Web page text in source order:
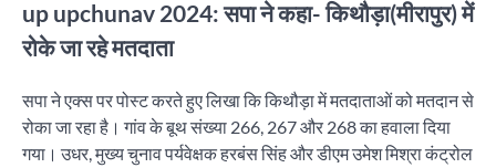
up upchunav 2024: सपा ने कहा- किथौड़ा(मीरापुर) में
रोके जा रहे मतदाता
सपा ने एक्स पर पोस्ट करते हुए लिखा कि किथौड़ा में मतदाताओं को मतदान से
रोका जा रहा है। गांव के बूथ संख्या 266, 267 और 268 का हवाला दिया
गया। उधर, मुख्य चुनाव पर्यवेक्षक हरबंस सिंह और डीएम उमेश मिश्रा कंट्रोल